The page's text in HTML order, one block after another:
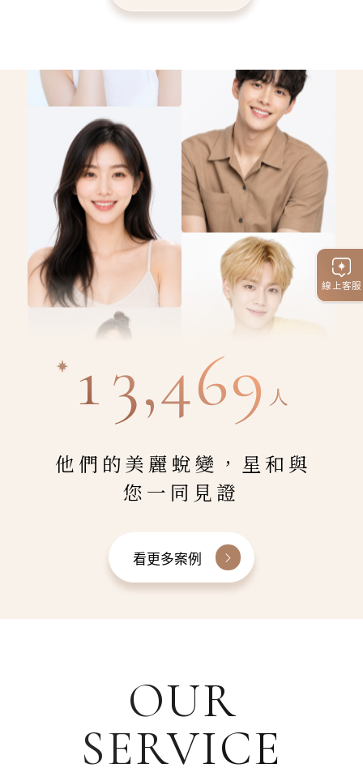
線上客服
13,469 人
他們的美麗蛻變，星和與
您一同見證
看更多案例
OUR
SERVICE